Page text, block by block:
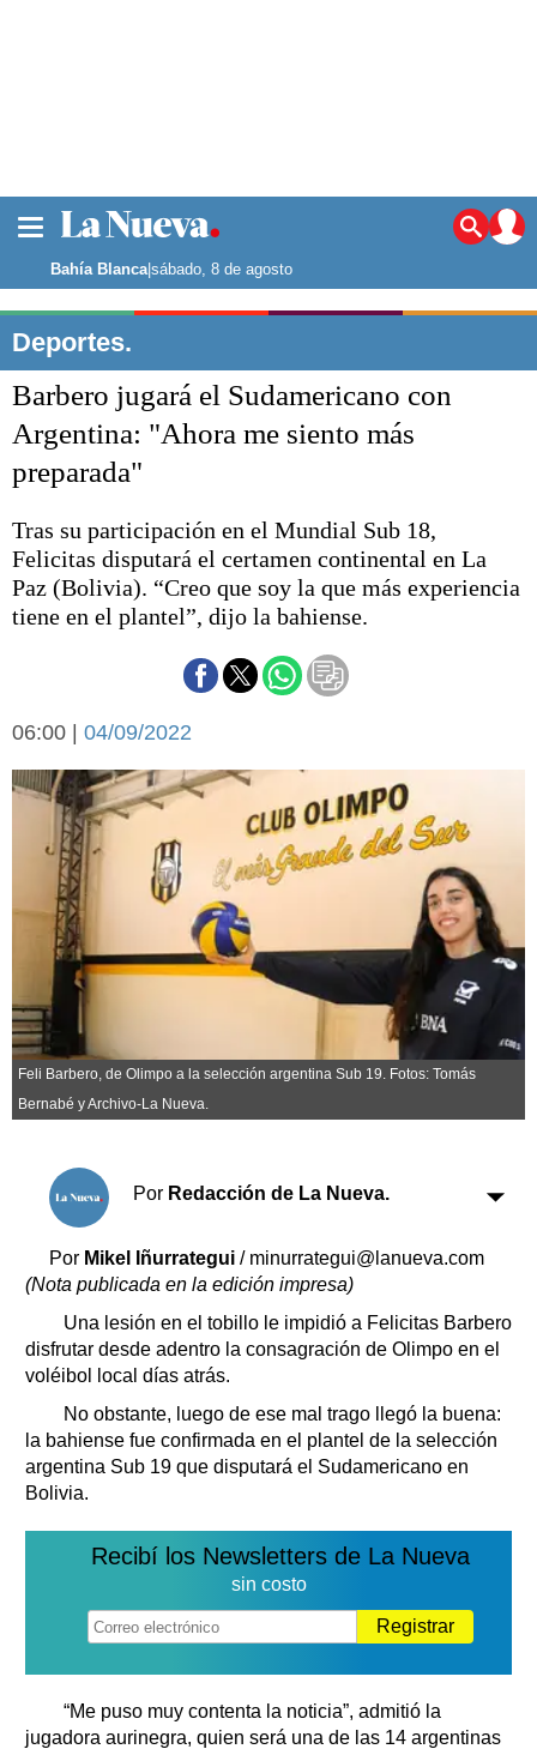
Noticias
La ciudad
Punta Alta
El mundo
Seguridad
Deportes
Liga del Sur
Básquetbol
Fútbol
Federal A
Cines
Economía y campo
Espacio empresas
Sociedad y tiempo
libre
Sociedad
Tecnología
Turismo
Salud
Es viral
El tiempo
Cartón Lleno
Fúnebres
Clasificados
Horóscopo
Servicios
Farmacias
Loterías
Datos Útiles
Fúnebres
Edictos
Bahía Blanca|sábado, 8 de agosto
Deportes.
Barbero jugará el Sudamericano con
Argentina: "Ahora me siento más
preparada"
Tras su participación en el Mundial Sub 18,
Felicitas disputará el certamen continental en La
Paz (Bolivia). “Creo que soy la que más experiencia
tiene en el plantel”, dijo la bahiense.
06:00 | 04/09/2022
Feli Barbero, de Olimpo a la selección argentina Sub 19. Fotos: Tomás
Bernabé y Archivo-La Nueva.
Por Redacción de La Nueva.
Por Mikel Iñurrategui / minurrategui@lanueva.com
(Nota publicada en la edición impresa)
Una lesión en el tobillo le impidió a Felicitas Barbero
disfrutar desde adentro la consagración de Olimpo en el
voléibol local días atrás.
No obstante, luego de ese mal trago llegó la buena:
la bahiense fue confirmada en el plantel de la selección
argentina Sub 19 que disputará el Sudamericano en
Bolivia.
Recibí los Newsletters de La Nueva
sin costo
Registrar
“Me puso muy contenta la noticia”, admitió la
jugadora aurinegra, quien será una de las 14 argentinas